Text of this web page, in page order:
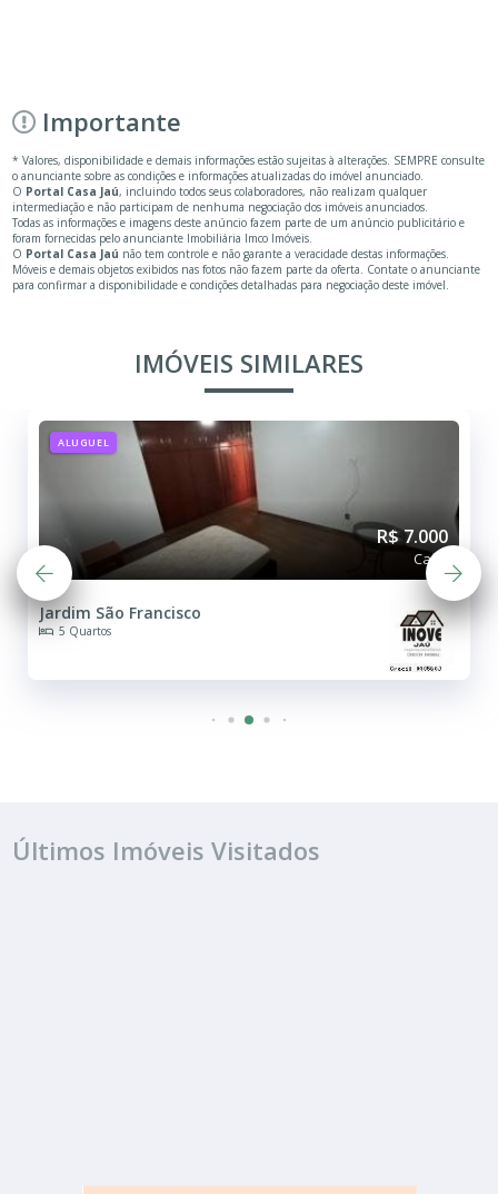
Importante
* Valores, disponibilidade e demais informações estão sujeitas à alterações. SEMPRE consulte
o anunciante sobre as condições e informações atualizadas do imóvel anunciado.
O Portal Casa Jaú, incluindo todos seus colaboradores, não realizam qualquer
intermediação e não participam de nenhuma negociação dos imóveis anunciados.
Todas as informações e imagens deste anúncio fazem parte de um anúncio publicitário e
foram fornecidas pelo anunciante Imobiliária Imco Imóveis.
O Portal Casa Jaú não tem controle e não garante a veracidade destas informações.
Móveis e demais objetos exibidos nas fotos não fazem parte da oferta. Contate o anunciante
para confirmar a disponibilidade e condições detalhadas para negociação deste imóvel.
IMÓVEIS SIMILARES
ALUGUEL
R$ 7.000
Casa
Jardim São Francisco
5 Quartos
Últimos Imóveis Visitados